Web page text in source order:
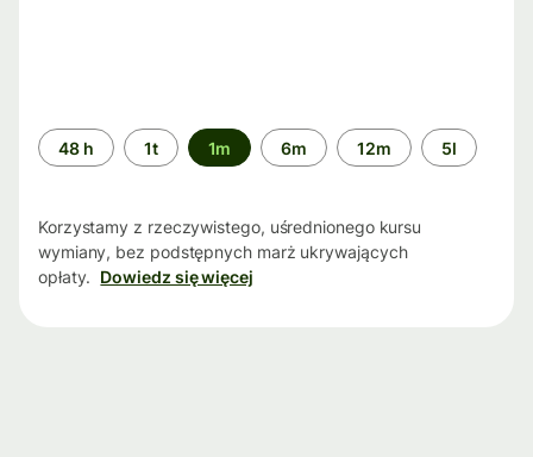
Przedział
czasu
48 h 1t 1m 6m 12m 5l
Korzystamy z rzeczywistego, uśrednionego kursu
wymiany, bez podstępnych marż ukrywających
opłaty. Dowiedz się więcej